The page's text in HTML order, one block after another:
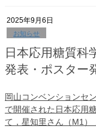
2025年9月6日
お知らせ
日本応用糖質科
発表・ポスター
岡山コンベンションセ
で開催された日本応用
て，星知里さん（M1）